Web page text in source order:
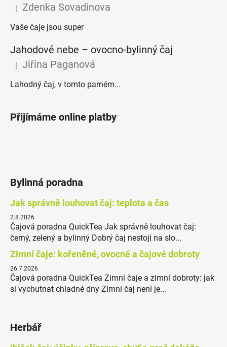
Hodnocení produktu je 5 z 5 hvězdiček.
| Zdenka Sovadinova
Vaše čaje jsou super
Jahodové nebe – ovocno-bylinný čaj
Hodnocení produktu je 5 z 5 hvězdiček.
| Jiřina Paganová
Lahodný čaj, v tomto parném...
Přijímáme online platby
Bylinná poradna
Jak správně louhovat čaj: teplota a čas
2.8.2026
Čajová poradna QuickTea Jak správně louhovat čaj:
černý, zelený a bylinný Dobrý čaj nestojí na slo...
Zimní čaje: kořeněné, ovocné a čajové dobroty
26.7.2026
Čajová poradna QuickTea Zimní čaje a zimní dobroty: jak
si vychutnat chladné dny Zimní čaj není je...
Herbář